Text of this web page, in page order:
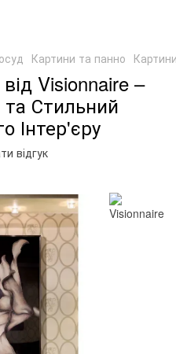
Картини та панно
Visionnaire –
Стильний
Інтер'єру
відгук